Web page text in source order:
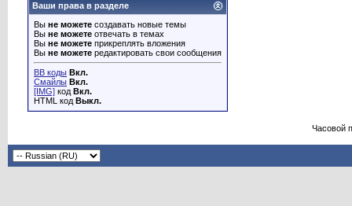
Ваши права в разделе
Вы не можете создавать новые темы
Вы не можете отвечать в темах
Вы не можете прикреплять вложения
Вы не можете редактировать свои сообщения
BB коды Вкл.
Смайлы Вкл.
[IMG] код Вкл.
HTML код Выкл.
Часовой